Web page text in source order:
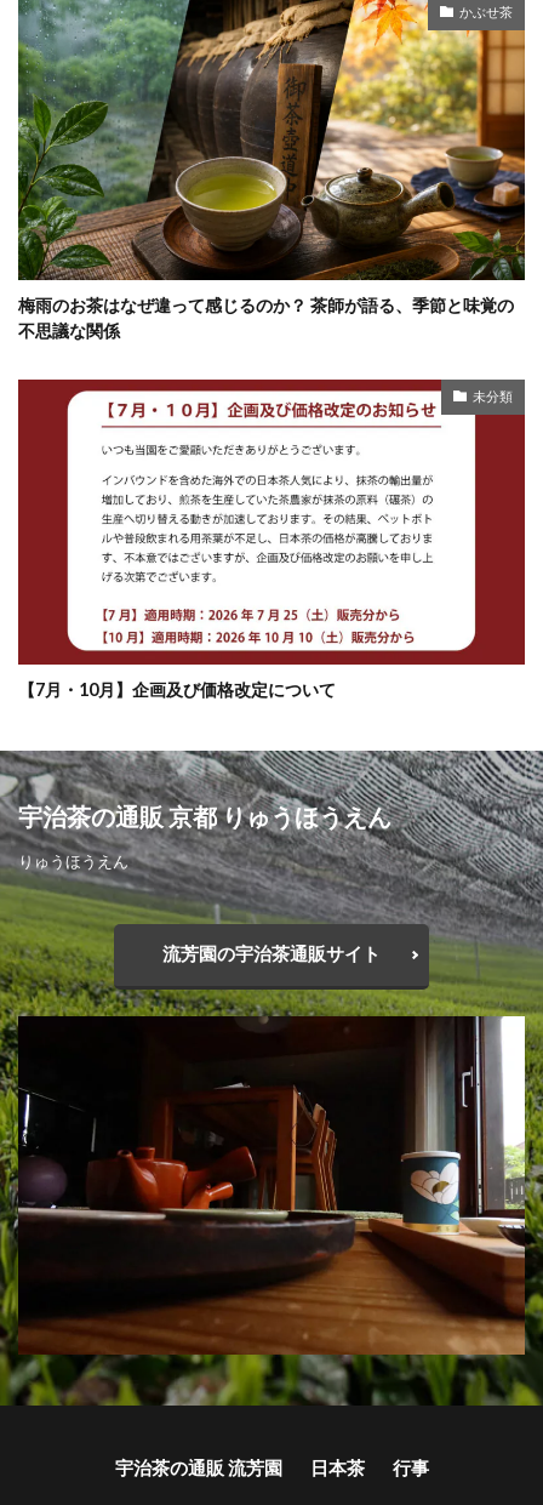
かぶせ茶
梅雨のお茶はなぜ違って感じるのか？ 茶師が語る、季節と味覚の
不思議な関係
未分類
【7月・10月】企画及び価格改定について
宇治茶の通販 京都 りゅうほうえん
りゅうほうえん
流芳園の宇治茶通販サイト
宇治茶の通販 流芳園 日本茶 行事